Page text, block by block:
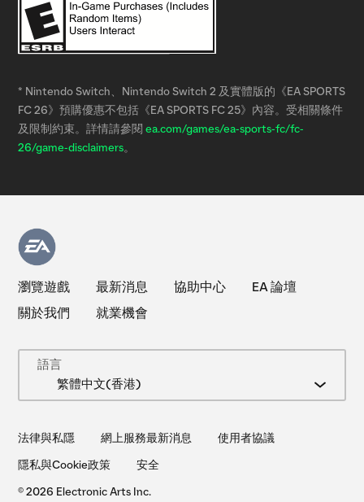
* Nintendo Switch、Nintendo Switch 2 及實體版的《EA SPORTS
FC 26》預購優惠不包括《EA SPORTS FC 25》內容。受相關條件
及限制約束。詳情請參閱 ea.com/games/ea-sports-fc/fc-
26/game-disclaimers。